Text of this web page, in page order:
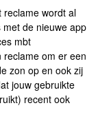
reclame wordt al
de nieuwe app
mbt
om er een
zon op en ook zij
jouw gebruikte
recent ook